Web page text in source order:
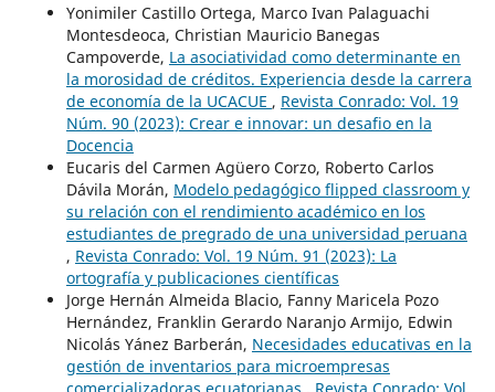
Yonimiler Castillo Ortega, Marco Ivan Palaguachi
Montesdeoca, Christian Mauricio Banegas
Campoverde, La asociatividad como determinante en
la morosidad de créditos. Experiencia desde la carrera
de economía de la UCACUE , Revista Conrado: Vol. 19
Núm. 90 (2023): Crear e innovar: un desafio en la
Docencia
Eucaris del Carmen Agüero Corzo, Roberto Carlos
Dávila Morán, Modelo pedagógico flipped classroom y
su relación con el rendimiento académico en los
estudiantes de pregrado de una universidad peruana
, Revista Conrado: Vol. 19 Núm. 91 (2023): La
ortografía y publicaciones científicas
Jorge Hernán Almeida Blacio, Fanny Maricela Pozo
Hernández, Franklin Gerardo Naranjo Armijo, Edwin
Nicolás Yánez Barberán, Necesidades educativas en la
gestión de inventarios para microempresas
comercializadoras ecuatorianas , Revista Conrado: Vol.